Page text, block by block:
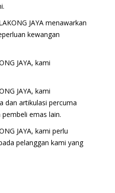
JAYA menawarkan
kewangan
JAYA, kami
JAYA, kami
dan artikulasi percuma
emas lain.
JAYA, kami perlu
pelanggan kami yang